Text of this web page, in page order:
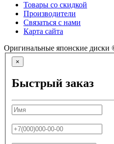
Товары со скидкой
Производители
Связаться с нами
Карта сайта
Оригинальные японские диски
×
Быстрый заказ